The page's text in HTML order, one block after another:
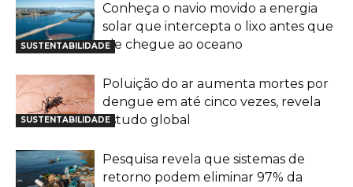
SUSTENTABILIDADE
Conheça o navio movido a energia
solar que intercepta o lixo antes que
ele chegue ao oceano
SUSTENTABILIDADE
Poluição do ar aumenta mortes por
dengue em até cinco vezes, revela
estudo global
Pesquisa revela que sistemas de
retorno podem eliminar 97% da